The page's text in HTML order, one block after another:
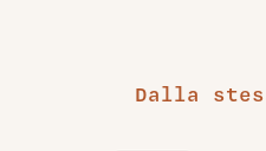
Dalla